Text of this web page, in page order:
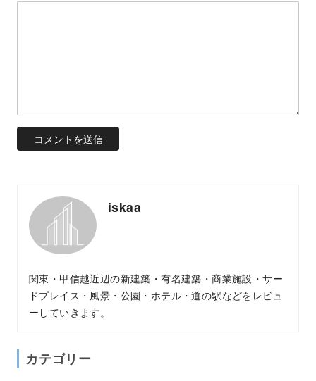
iskaa
関東・甲信越近辺の新建築・有名建築・商業施設・サー
ドプレイス・風景・公園・ホテル・道の駅などをレビュ
ーしていきます。
カテゴリー